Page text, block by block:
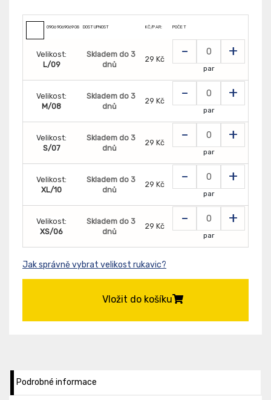
0906906906908 DOSTUPNOST KČ/PAR: POČET
Velikost:
L/09
Skladem do 3
dnů
29 Kč - +
par
Velikost:
M/08
Skladem do 3
dnů
29 Kč - +
par
Velikost:
S/07
Skladem do 3
dnů
29 Kč - +
par
Velikost:
XL/10
Skladem do 3
dnů
29 Kč - +
par
Velikost:
XS/06
Skladem do 3
dnů
29 Kč - +
par
Jak správně vybrat velikost rukavic?
Vložit do košíku
Podrobné informace